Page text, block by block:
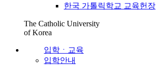
한국 가톨릭학교 교육헌장
The Catholic University
of Korea
입학ㆍ교육
입학안내